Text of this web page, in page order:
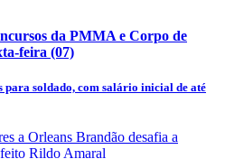
da PMMA e Corpo de
feira (07)
para soldado, com salário inicial de até